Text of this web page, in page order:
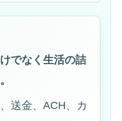
でなく生活の詰
送金、ACH、カ